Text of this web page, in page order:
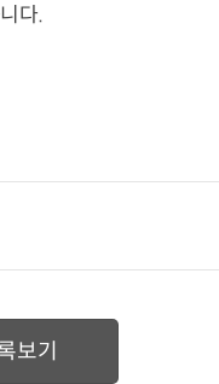
다.
보기